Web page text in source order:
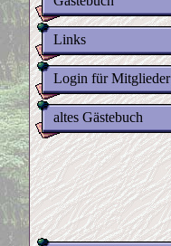
Links
Login für Mitglieder
altes Gästebuch